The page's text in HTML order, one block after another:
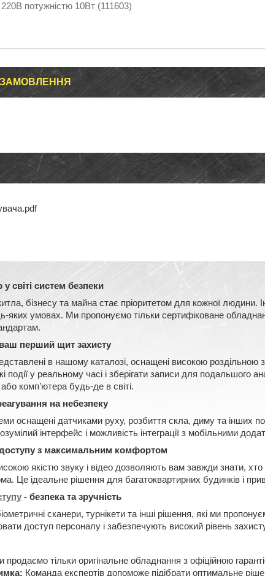
потужністю 10Вт (111603)
світі систем безпеки
бізнесу та майна стає пріоритетом для кожної людини.
яких умовах. Ми пропонуємо тільки сертифіковане
перший щит захисту
в нашому каталозі, оснащені високою
події у реальному часі і зберігати записи для подальшого
комп’ютера будь-де в світі.
на небезпеку
оснащені датчиками руху, розбиття скла, диму та інших
інтерфейс і можливість інтеграції з мобільними
з максимальним комфортом
якістю звуку і відео дозволяють вам завжди знати,
Це ідеальне рішення для багатоквартирних будинків і
- безпека та зручність
сканери, турнікети та інші рішення, які ми
доступ персоналу і забезпечують високий рівень
продаємо тільки оригінальне обладнання з офіційною
Команда експертів допоможе підібрати оптимальне